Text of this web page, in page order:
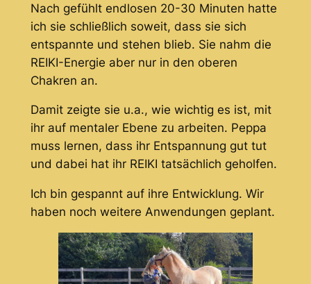
Nach gefühlt endlosen 20-30 Minuten hatte
ich sie schließlich soweit, dass sie sich
entspannte und stehen blieb. Sie nahm die
REIKI-Energie aber nur in den oberen
Chakren an.
Damit zeigte sie u.a., wie wichtig es ist, mit
ihr auf mentaler Ebene zu arbeiten. Peppa
muss lernen, dass ihr Entspannung gut tut
und dabei hat ihr REIKI tatsächlich geholfen.
Ich bin gespannt auf ihre Entwicklung. Wir
haben noch weitere Anwendungen geplant.